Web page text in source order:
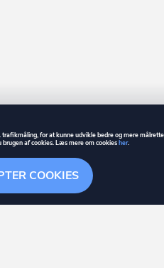
Menu
BETINGELSER
ownr ApS – CVR nr.: 36 40 88
2600 Glostrup, info@ownr.dk
COOKIES
trafikmåling, for at kunne udvikle bedre og mere
af cookies. Læs mere om cookiesher.